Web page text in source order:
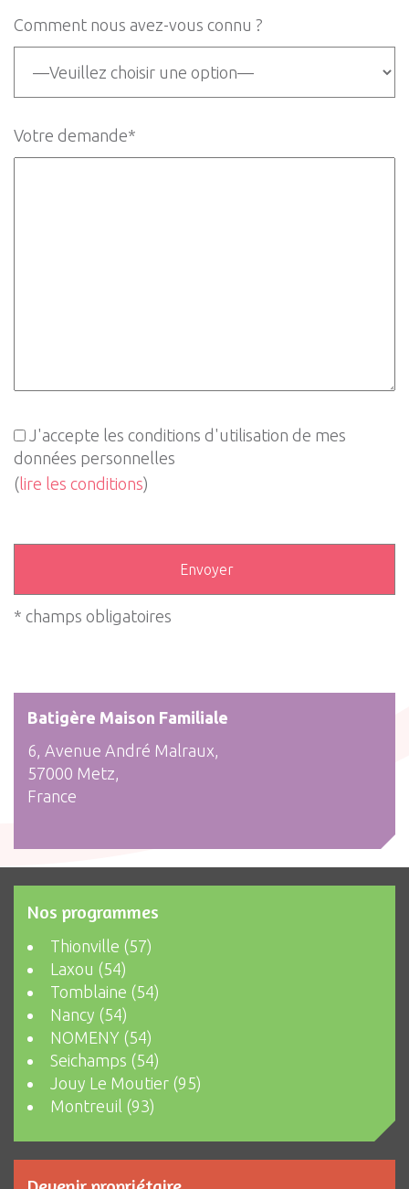
Comment nous avez-vous connu ?
Votre demande*
J'accepte les conditions d'utilisation de mes
données personnelles
(lire les conditions)
* champs obligatoires
Batigère Maison Familiale
6, Avenue André Malraux,
57000 Metz,
France
Nos programmes
Thionville (57)
Laxou (54)
Tomblaine (54)
Nancy (54)
NOMENY (54)
Seichamps (54)
Jouy Le Moutier (95)
Montreuil (93)